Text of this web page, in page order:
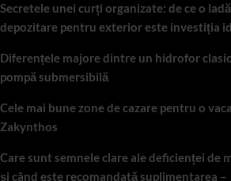
Secretele unei curți organizate: de ce o
depozitare pentru exterior este investiția
Diferențele majore dintre un hidrofor
pompă submersibilă
Cele mai bune zone de cazare pentru o
Zakynthos
Care sunt semnele clare ale deficienței de
și când este recomandată suplimentarea –